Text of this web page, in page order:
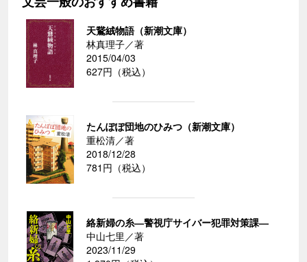
天鵞絨物語（新潮文庫）
林真理子／著
2015/04/03
627円（税込）
たんぽぽ団地のひみつ（新潮文庫）
重松清／著
2018/12/28
781円（税込）
絡新婦の糸―警視庁サイバー犯罪対策課―
中山七里／著
2023/11/29